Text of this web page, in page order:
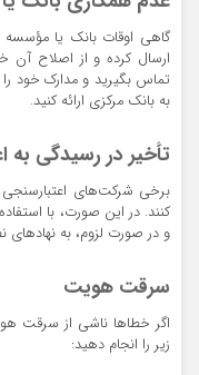
گاهی اوقات بانک یا مؤسسه
ارسال کرده و از اصلاح آن
تماس بگیرید و مدارک خود
به بانک مرکزی ارائه کنید.
تأخیر در رسیدگی به
برخی شرکت‌های
کنند. در این صورت، با
و در صورت لزوم، به نهادهای
سرقت هویت
اگر خطاها ناشی از سرقت
زیر را انجام دهید: